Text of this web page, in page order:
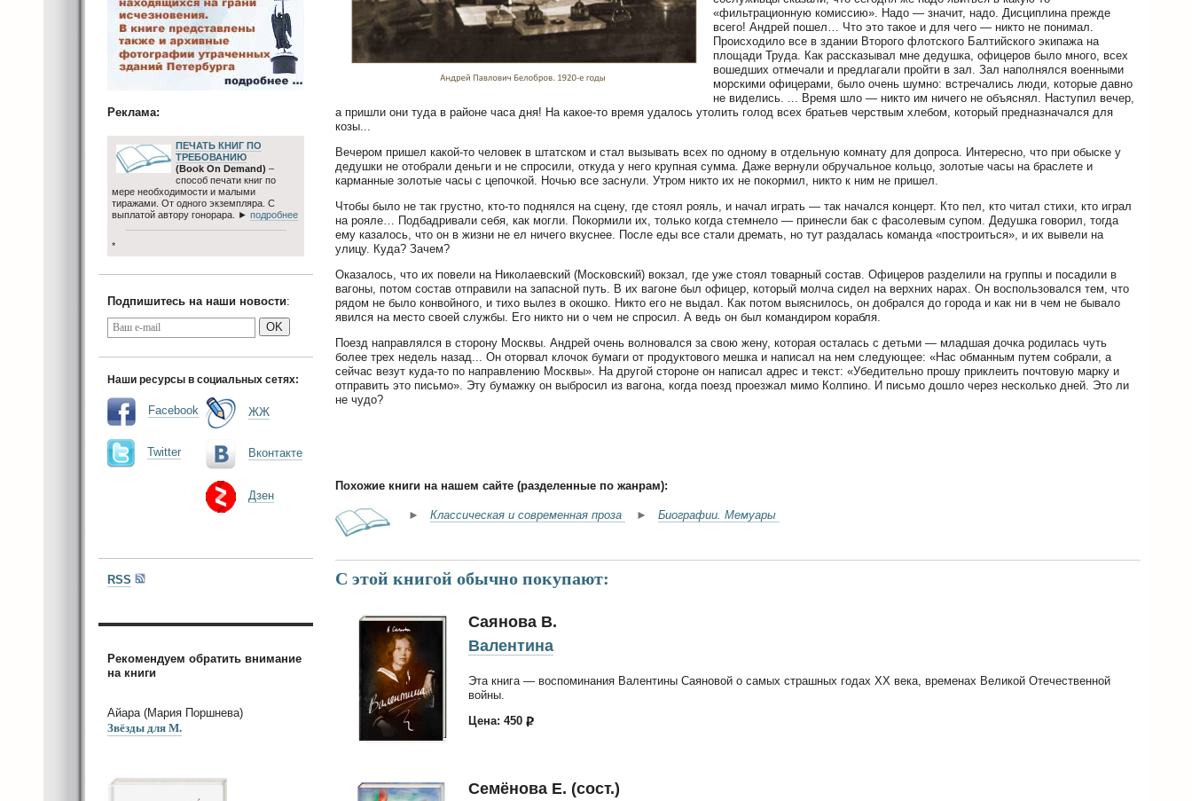
«фильтрационную комиссию». Надо — значит, надо. Дисциплина прежде
всего! Андрей пошел… Что это такое и для чего — никто не понимал.
Происходило все в здании Второго флотского Балтийского экипажа на
площади Труда. Как рассказывал мне дедушка, офицеров было много, всех
вошедших отмечали и предлагали пройти в зал. Зал наполнялся военными
морскими офицерами, было очень шумно: встречались люди, которые давно
не виделись. ... Время шло — никто им ничего не объяснял. Наступил вечер,
а пришли они туда в районе часа дня! На какое-то время удалось утолить голод всех братьев черствым хлебом, который предназначался для
козы...
Вечером пришел какой-то человек в штатском и стал вызывать всех по одному в отдельную комнату для допроса. Интересно, что при обыске у
дедушки не отобрали деньги и не спросили, откуда у него крупная сумма. Даже вернули обручальное кольцо, золотые часы на браслете и
карманные золотые часы с цепочкой. Ночью все заснули. Утром никто их не покормил, никто к ним не пришел.
Чтобы было не так грустно, кто-то поднялся на сцену, где стоял рояль, и начал играть — так начался концерт. Кто пел, кто читал стихи, кто играл
на рояле… Подбадривали себя, как могли. Покормили их, только когда стемнело — принесли бак с фасолевым супом. Дедушка говорил, тогда
ему казалось, что он в жизни не ел ничего вкуснее. После еды все стали дремать, но тут раздалась команда «построиться», и их вывели на
улицу. Куда? Зачем?
Оказалось, что их повели на Николаевский (Московский) вокзал, где уже стоял товарный состав. Офицеров разделили на группы и посадили в
вагоны, потом состав отправили на запасной путь. В их вагоне был офицер, который молча сидел на верхних нарах. Он воспользовался тем, что
рядом не было конвойного, и тихо вылез в окошко. Никто его не выдал. Как потом выяснилось, он добрался до города и как ни в чем не бывало
явился на место своей службы. Его никто ни о чем не спросил. А ведь он был командиром корабля.
Поезд направлялся в сторону Москвы. Андрей очень волновался за свою жену, которая осталась с детьми — младшая дочка родилась чуть
более трех недель назад... Он оторвал клочок бумаги от продуктового мешка и написал на нем следующее: «Нас обманным путем собрали, а
сейчас везут куда-то по направлению Москвы». На другой стороне он написал адрес и текст: «Убедительно прошу приклеить почтовую марку и
отправить это письмо». Эту бумажку он выбросил из вагона, когда поезд проезжал мимо Колпино. И письмо дошло через несколько дней. Это ли
не чудо?
Похожие книги на нашем сайте (разделенные по жанрам):
► Классическая и современная проза ► Биографии. Мемуары
С этой книгой обычно покупают:
Саянова В.
Валентина
Эта книга — воспоминания Валентины Саяновой о самых страшных годах XX века, временах Великой Отечественной
войны.
Цена: 450
Семёнова Е. (сост.)
Реклама:
ПЕЧАТЬ КНИГ ПО
ТРЕБОВАНИЮ
(Book On Demand) –
способ печати книг по
мере необходимости и малыми
тиражами. От одного экземпляра. С
выплатой автору гонорара. ► подробнее
*
Подпишитесь на наши новости:
OK
Наши ресурсы в социальных сетях:
Facebook
Twitter
ЖЖ
Вконтакте
Дзен
RSS
Рекомендуем обратить внимание
на книги
Айара (Мария Поршнева)
Звёзды для М.